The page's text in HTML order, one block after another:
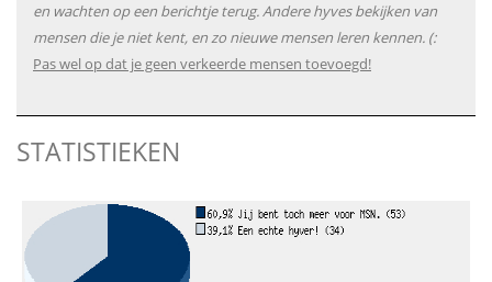
en wachten op een berichtje terug. Andere hyves bekijken van
mensen die je niet kent, en zo nieuwe mensen leren kennen. (:
Pas wel op dat je geen verkeerde mensen toevoegd!
STATISTIEKEN